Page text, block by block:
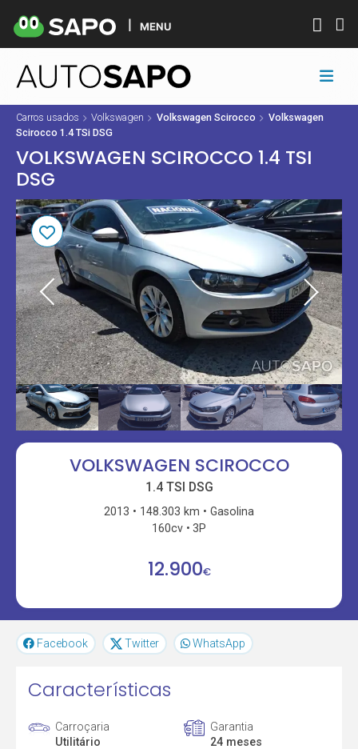
MENU
Carros usados Volkswagen Volkswagen Scirocco
Volkswagen
Scirocco 1.4 TSi DSG
VOLKSWAGEN SCIROCCO 1.4 TSI
DSG
VOLKSWAGEN SCIROCCO
1.4 TSI DSG
2013 148.303 km
Gasolina
160cv
3P
12.900€
Facebook Twitter WhatsApp
Características
Carroçaria
Utilitário
Garantia
24 meses